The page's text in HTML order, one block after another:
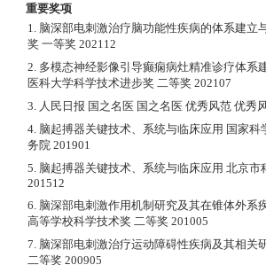
重要奖项
1. 脑深部电刺激治疗脑功能性疾病的体系建立
奖 一等奖 202112
2. 多模态神经影像引导癫痫病灶精准诊疗体系
医科大学科学技术进步奖 二等奖 202107
3. 人民日报 国之名医 国之名医 优秀风范 优秀
4. 脑起搏器关键技术、系统与临床应用 国家科
务院 201901
5. 脑起搏器关键技术、系统与临床应用 北京市
201512
6. 脑深部电刺激作用机制研究及其在锥体外系
高等学校科学技术奖 二等奖 201005
7. 脑深部电刺激治疗运动障碍性疾病及其相关
二等奖 200905